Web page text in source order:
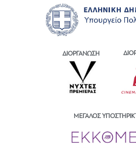
ΔΙΟΡΓΑΝΩΣΗ
ΜΕΓΑΛΟΣ